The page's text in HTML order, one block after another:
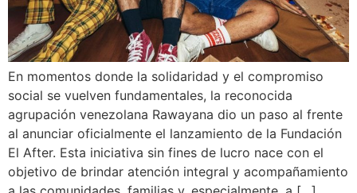
En momentos donde la solidaridad y el compromiso
social se vuelven fundamentales, la reconocida
agrupación venezolana Rawayana dio un paso al frente
al anunciar oficialmente el lanzamiento de la Fundación
El After. Esta iniciativa sin fines de lucro nace con el
objetivo de brindar atención integral y acompañamiento